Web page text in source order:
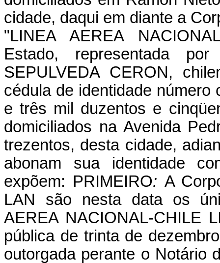
cidade, daqui em diante a
"LINEA AEREA
Estado, representada
SEPULVEDA CERON,
cédula de identidade
e três mil duzentos e
domiciliados na Avenida
trezentos, desta cidade,
abonam sua identidade
expõem: PRIMEIRO: A
LAN são nesta data os
AEREA NACIONAL-CHILE
pública de trinta de
outorgada perante o Notário